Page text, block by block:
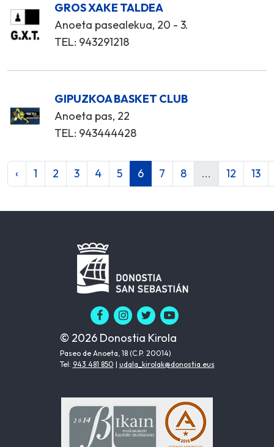
GROS XAKE TALDEA
Anoeta pasealekua, 20 - 3.
TEL: 943291218
GIPUZKOA BASKET CLUB
Anoeta pas, 22
TEL: 943444428
‹ 1 2 3 4 5 6 7 8 ... 12 13
© 2026 Donostia Kirola
Paseo de Anoeta, 18 (C.P. 20014)
Tel: 943 481 850 | udala_kirolak@donostia.eus